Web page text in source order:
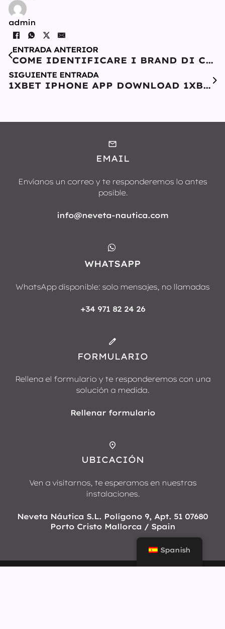
admin
ENTRADA ANTERIOR
COME IDENTIFICARE I BRAND DI CASINÒ NON AAMS REPUTABILI
SIGUIENTE ENTRADA
1XBET IPHONE APP DOWNLOAD 1XBET WITH REGARD TO ANDROID & IOS
EMAIL
Envíanos un correo y te responderemos lo antes
posible.
info@neveta-nautica.com
WHATSAPP
WhatsApp disponible: solo mensajes, no llamadas
+34 971 82 24 26
FORMULARIO
Rellena el formulario y te responderemos con una
solución a medida.
Rellenar formulario
UBICACIÓN
Ven a visitarnos, te esperamos en nuestras
instalaciones.
Neveta Náutica S.L. Polígono 9, Apt. 51 07680
Porto Cristo Mallorca / Spain
Spanish